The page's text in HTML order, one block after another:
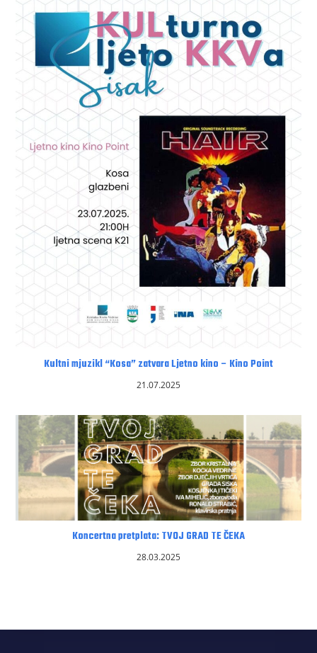
Kultni mjuzikl “Kosa” zatvara Ljetno kino – Kino Point
21.07.2025
Koncertna pretplata: TVOJ GRAD TE ČEKA
28.03.2025